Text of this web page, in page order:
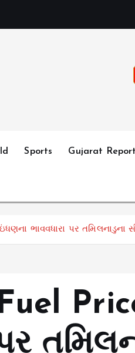
Sports Gujarat
ભાવવધારા પર તમિલનાડુના
પર